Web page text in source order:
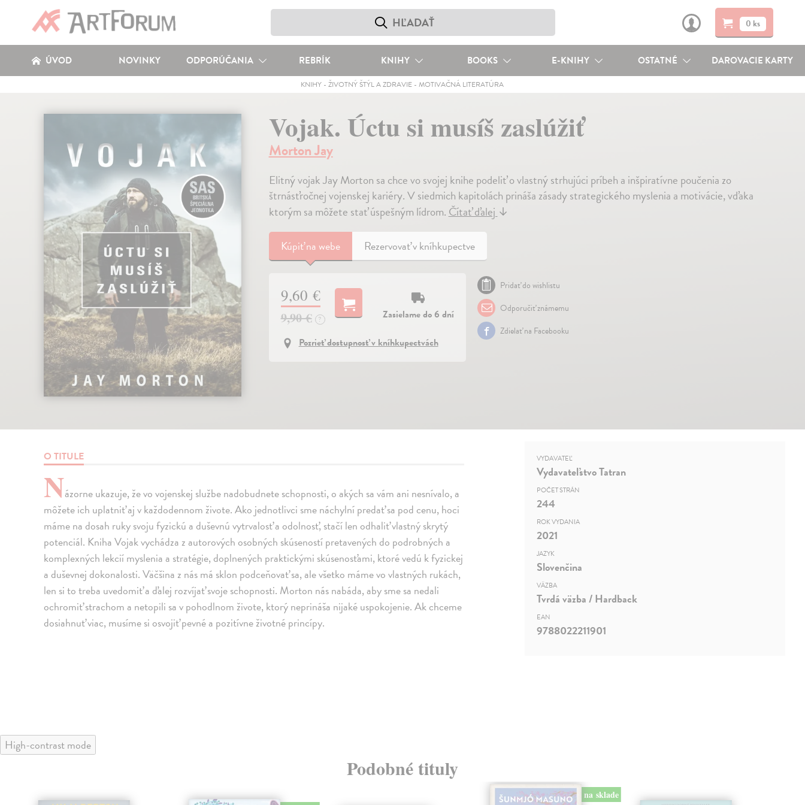
0 ks
ÚVOD NOVINKY ODPORÚČANIA REBRÍK KNIHY BOOKS E-KNIHY OSTATNÉ DAROVACIE KARTY
KNIHY -ŽIVOTNÝ ŠTÝL A ZDRAVIE -MOTIVAČNÁ LITERATÚRA
Vojak. Úctu si musíš zaslúžiť
Morton Jay
Elitný vojak Jay Morton sa chce vo svojej knihe podeliť o vlastný strhujúci príbeh a inšpiratívne poučenia zo
štrnásťročnej vojenskej kariéry. V siedmich kapitolách prináša zásady strategického myslenia a motivácie, vďaka
ktorým sa môžete stať úspešným lídrom.Čítať ďalej↓
Kúpiťna webe Rezervovať v kníhkupectve
9,60 €
9,90 € ?
Zasielame do 6 dní
Pozrieť dostupnosť v kníhkupectvách
Pridať do wishlistu
Odporučiť známemu
Zdielať na Facebooku
O TITULE
Názorne ukazuje, že vo vojenskej službe nadobudnete schopnosti, o akých sa vám ani nesnívalo, a
môžete ich uplatniť aj v každodennom živote. Ako jednotlivci sme náchylní predať sa pod cenu, hoci
máme na dosah ruky svoju fyzickú a duševnú vytrvalosť a odolnosť, stačí len odhaliť vlastný skrytý
potenciál. Kniha Vojak vychádza z autorových osobných skúseností pretavených do podrobných a
komplexných lekcií myslenia a stratégie, doplnených praktickými skúsenosťami, ktoré vedú k fyzickej
a duševnej dokonalosti. Väčšina z nás má sklon podceňovať sa, ale všetko máme vo vlastných rukách,
len si to treba uvedomiť a ďalej rozvíjať svoje schopnosti. Morton nás nabáda, aby sme sa nedali
ochromiť strachom a netopili sa v pohodlnom živote, ktorý neprináša nijaké uspokojenie. Ak chceme
dosiahnuť viac, musíme si osvojiť pevné a pozitívne životné princípy.
VYDAVATEĽ
Vydavateľstvo Tatran
POČET STRÁN
244
ROK VYDANIA
2021
JAZYK
Slovenčina
VÄZBA
Tvrdá väzba / Hardback
EAN
9788022211901
High-contrast mode
Podobné tituly
na sklade